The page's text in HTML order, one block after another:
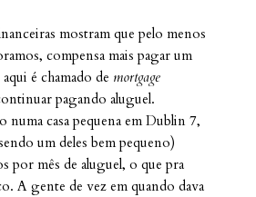
mostram que pelo menos
compensa mais pagar um
é chamado de mortgage
pagando aluguel.
numa casa pequena em Dublin 7,
um deles bem pequeno)
por mês de aluguel, o que pra
A gente de vez em quando dava